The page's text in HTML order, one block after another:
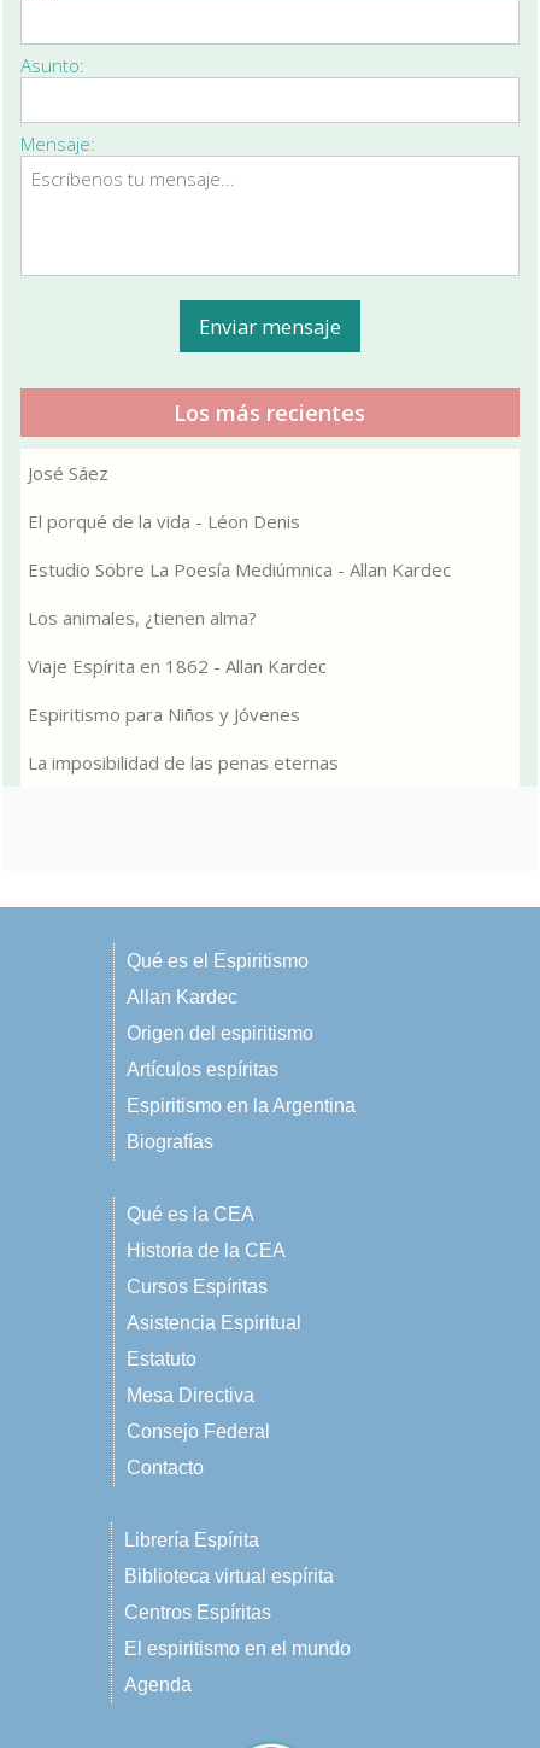
Asunto:
Mensaje:
Los más recientes
José Sáez
El porqué de la vida - Léon Denis
Estudio Sobre La Poesía Mediúmnica - Allan Kardec
Los animales, ¿tienen alma?
Viaje Espírita en 1862 - Allan Kardec
Espiritismo para Niños y Jóvenes
La imposibilidad de las penas eternas
Qué es el Espiritismo
Allan Kardec
Origen del espiritismo
Artículos espíritas
Espiritismo en la Argentina
Biografías
Qué es la CEA
Historia de la CEA
Cursos Espíritas
Asistencia Espiritual
Estatuto
Mesa Directiva
Consejo Federal
Contacto
Librería Espírita
Biblioteca virtual espírita
Centros Espíritas
El espiritismo en el mundo
Agenda